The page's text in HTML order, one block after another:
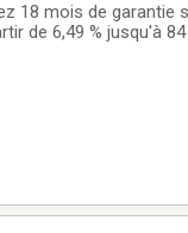
18 mois de garantie
de 6,49 % jusqu'à